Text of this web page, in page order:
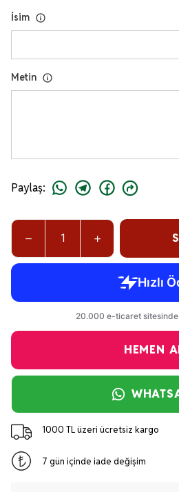
İsim
Metin
Paylaş:
HEMEN
1000 TL üzeri ücretsiz kargo
7 gün içinde iade değişim